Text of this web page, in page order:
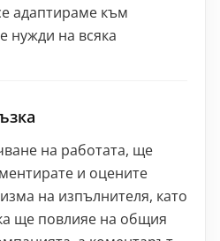
адаптираме към
нужди на всяка
на работата, ще
и оцените
на изпълнителя, като
ще повлияе на общия